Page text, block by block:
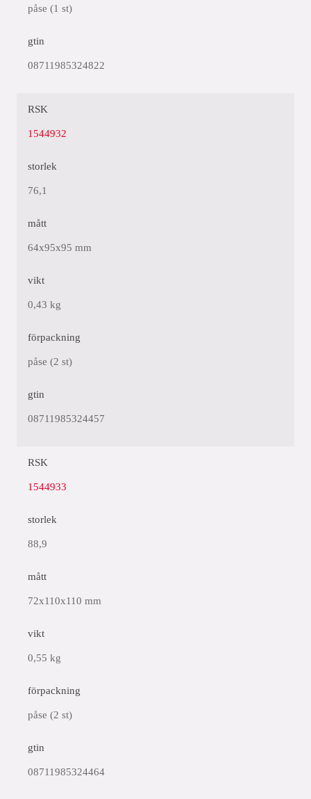
påse (1 st)
gtin
08711985324822
RSK
1544932
storlek
76,1
mått
64x95x95 mm
vikt
0,43 kg
förpackning
påse (2 st)
gtin
08711985324457
RSK
1544933
storlek
88,9
mått
72x110x110 mm
vikt
0,55 kg
förpackning
påse (2 st)
gtin
08711985324464